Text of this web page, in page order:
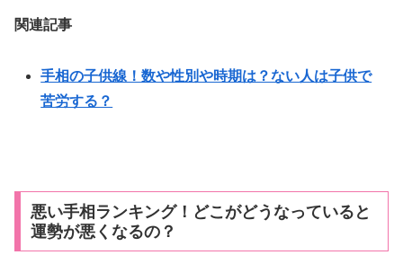
関連記事
手相の子供線！数や性別や時期は？ない人は子供で
苦労する？
悪い手相ランキング！どこがどうなっていると
運勢が悪くなるの？